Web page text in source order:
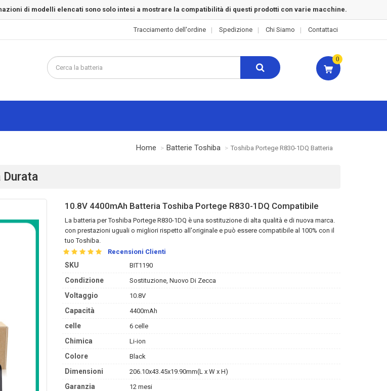
di modelli elencati sono solo intesi a mostrare la compatibilità di questi prodotti con varie macchine.
Tracciamento dell'ordine Spedizione Chi Siamo Contattaci
0
Home Batterie Toshiba Toshiba Portege R830-1DQ Batteria
10.8V 4400mAh Batteria Toshiba Portege R830-1DQ Compatibile
La batteria per Toshiba Portege R830-1DQ è una sostituzione di alta qualità e di nuova marca.
con prestazioni uguali o migliori rispetto all'originale e può essere compatibile al 100% con il
tuo Toshiba.
Recensioni Clienti
SKU BIT1190
Condizione Sostituzione, Nuovo Di Zecca
Voltaggio 10.8V
Capacità 4400mAh
celle 6 celle
Chimica Li-ion
Colore Black
Dimensioni 206.10x43.45x19.90mm(L x W x H)
Garanzia 12 mesi